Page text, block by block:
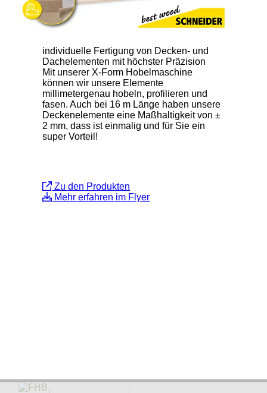
individuelle Fertigung von Decken- und
Dachelementen mit höchster Präzision
Mit unserer X-Form Hobelmaschine
können wir unsere Elemente
millimetergenau hobeln, profilieren und
fasen. Auch bei 16 m Länge haben unsere
Deckenelemente eine Maßhaltigkeit von ±
2 mm, dass ist einmalig und für Sie ein
super Vorteil!
Zu den Produkten
Mehr erfahren im Flyer